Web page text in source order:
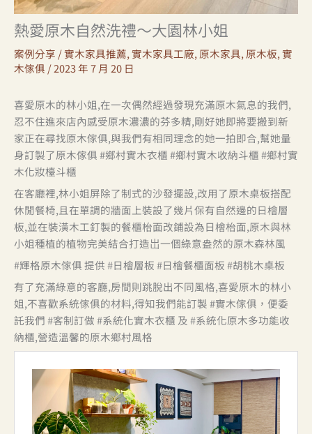
熱愛原木自然洗禮～大園林小姐
案例分享 /實木家具推薦,實木家具工廠,原木家具,原木板,實
木傢俱 /2023 年 7 月 20 日
喜愛原木的林小姐,在一次偶然經過發現充滿原木氣息的我們,
忍不住進來店內感受原木濃濃的芬多精,剛好她即將要搬到新
家正在尋找原木傢俱,與我們有相同理念的她一拍即合,幫她量
身訂製了原木傢俱 #鄉村實木衣櫃 #鄉村實木收納斗櫃 #鄉村實
木化妝檯斗櫃
在客廳裡,林小姐屏除了制式的沙發擺設,改用了原木桌板搭配
休閒餐椅,且在單調的牆面上裝設了幾片保有自然邊的日檜層
板,並在裝潢木工釘製的餐櫃枱面改鋪設為日檜枱面,原木與林
小姐種植的植物完美結合打造岀一個綠意盎然的原木森林風
#輝格原木傢俱 提供 #日檜層板 #日檜餐櫃面板 #胡桃木桌板
有了充滿綠意的客廳,房間則跳脫出不同風格,喜愛原木的林小
姐,不喜歡系統傢俱的材料,得知我們能訂製 #實木傢俱，便委
託我們 #客制訂做 #系統化實木衣櫃 及 #系統化原木多功能收
納櫃,營造溫馨的原木鄉村風格